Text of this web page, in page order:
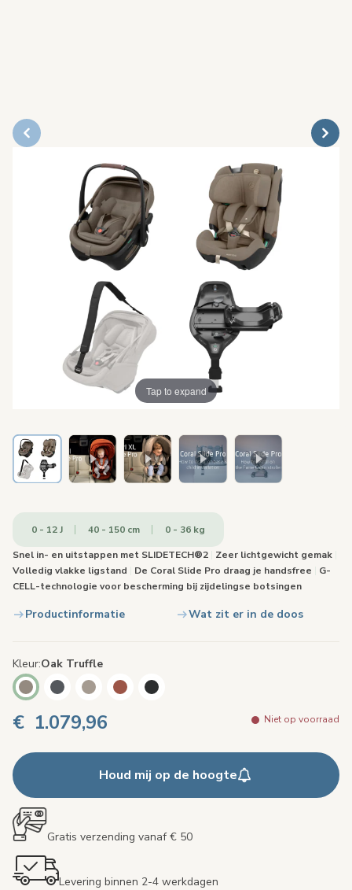
Tap to expand
0 - 12 J 40 - 150 cm
0 - 36 kg
Snel in- en uitstappen met SLIDETECH®2
Zeer lichtgewicht gemak
Volledig vlakke ligstand
De Coral Slide Pro draag je handsfree
G-
CELL-technologie voor bescherming bij zijdelingse botsingen
Productinformatie Wat zit er in de doos
Kleur Oak Truffle
€ 1.079,96 Niet op voorraad
Houd mij op de hoogte
Gratis verzending vanaf € 50
Levering binnen 2-4 werkdagen